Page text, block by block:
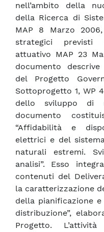
nell’ambito della
della Ricerca di
MAP 8 Marzo
strategici previsti
attuativo MAP 23
documento
del Progetto
Sottoprogetto 1, WP
dello sviluppo di
documento
“Affidabilità e
elettrici e del
naturali estremi.
analisi”. Esso
contenuti del
la caratterizzazione
della pianificazione
distribuzione”,
Progetto.